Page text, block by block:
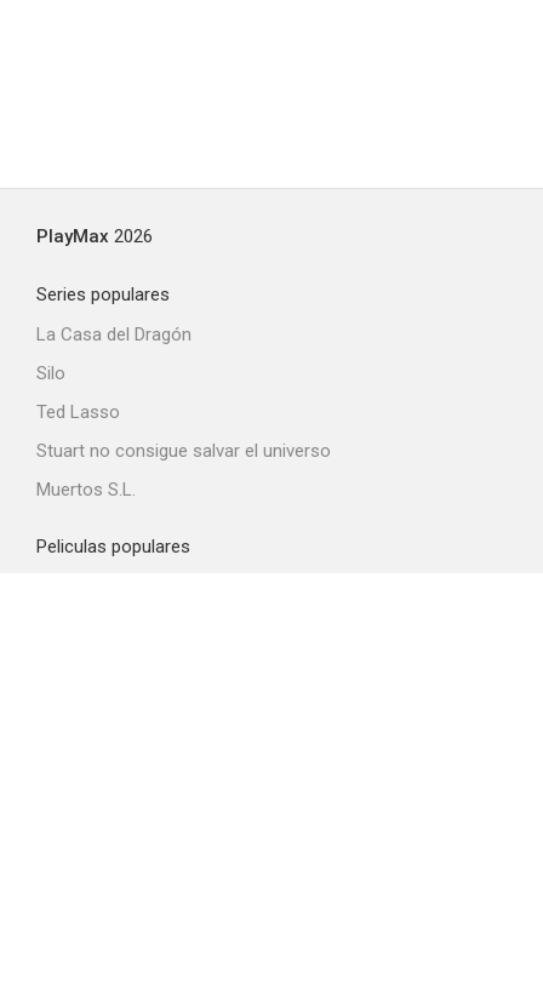
PlayMax 2026
Series populares
La Casa del Dragón
Silo
Ted Lasso
Stuart no consigue salvar el universo
Muertos S.L.
Peliculas populares